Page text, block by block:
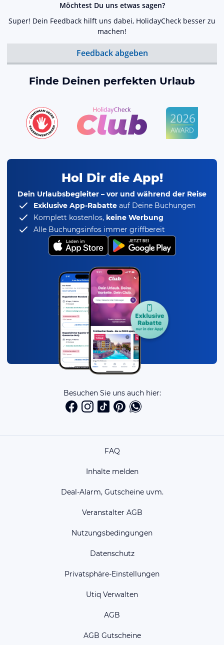
Möchtest Du uns etwas sagen?
Super! Dein Feedback hilft uns dabei, HolidayCheck besser zu
machen!
Feedback abgeben
Finde Deinen perfekten Urlaub
Hol Dir die App!
Dein Urlaubsbegleiter – vor und während der Reise
Exklusive App-Rabatte auf Deine Buchungen
Komplett kostenlos, keine Werbung
Alle Buchungsinfos immer griffbereit
Besuchen Sie uns auch hier:
FAQ
Inhalte melden
Deal-Alarm, Gutscheine uvm.
Veranstalter AGB
Nutzungsbedingungen
Datenschutz
Privatsphäre-Einstellungen
Utiq Verwalten
AGB
AGB Gutscheine